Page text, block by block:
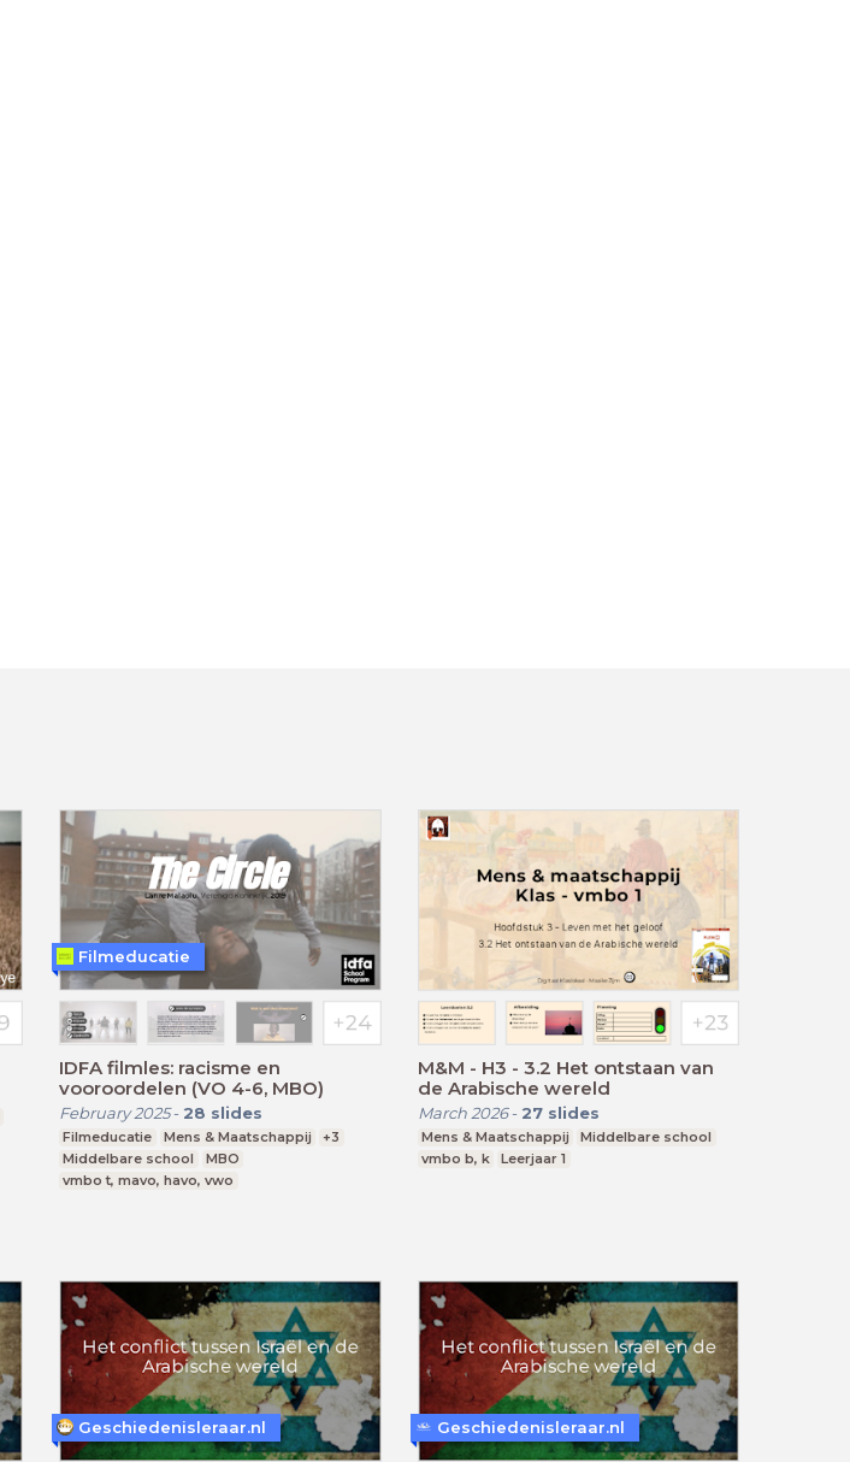
IDFA filmles: racisme en
vooroordelen (VO 4-6, MBO)
February 2025- 28 slides
Filmeducatie Mens & Maatschappij
+3
Middelbare school
MBO
vmbo t, mavo, havo, vwo
Filmeducatie
M&M - H3 - 3.2 Het ontstaan van
de Arabische wereld
March 2026- 27 slides
Mens & Maatschappij
Middelbare school
vmbo b, k
Leerjaar 1
Geschiedenisleraar.nl Geschiedenisleraar.nl